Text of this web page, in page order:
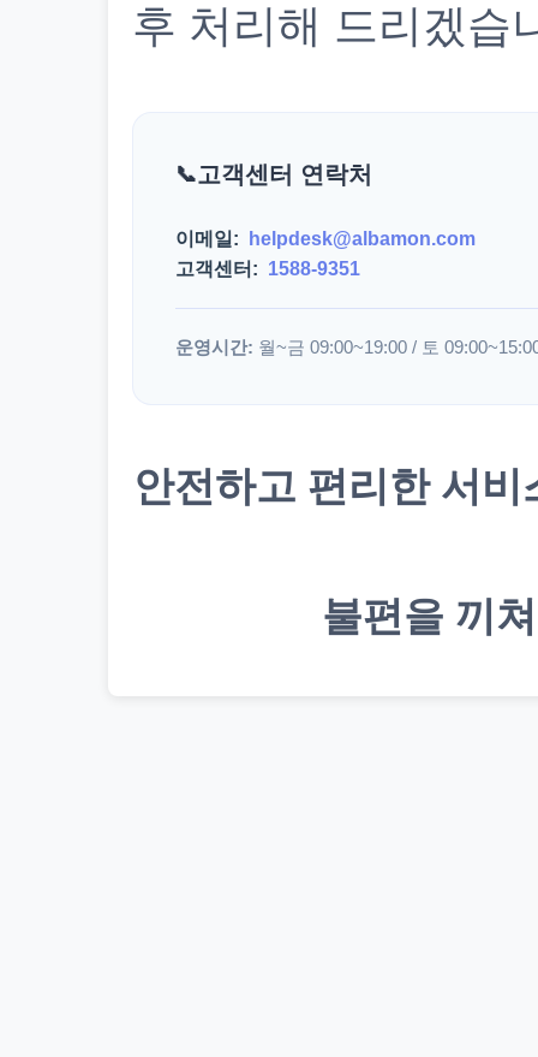
후 처리해 드리겠습
고객센터 연락처
이메일:
helpdesk@albamon.com
고객센터: 1588-9351
운영시간: 월~금 09:00~19:00 / 토
안전하고 편리한 서
불편을 끼